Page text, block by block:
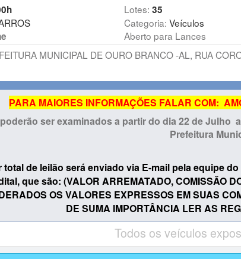
Lotes:35
Categoria:Veículos
Aberto para Lances
MUNICIPAL DE OURO BRANCO -AL, RUA
ser examinados a partir do dia 22 de Julho
Prefeitura
PARA MAIORES INFORMAÇÕES FALAR COM:
total de leilão será enviado via E-mail pela equipe
que são: (VALOR ARREMATADO, COMISSÃO
OS VALORES EXPRESSOS EM SUAS
DE SUMA IMPORTÂNCIA LER AS
Todos os veículos